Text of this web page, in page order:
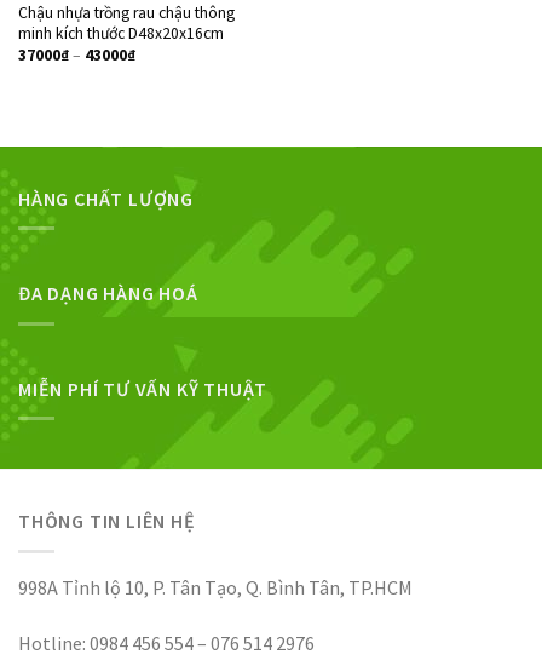
Chậu nhựa trồng rau chậu thông
minh kích thước D48x20x16cm
37000₫– 43000₫
HÀNG CHẤT LƯỢNG
ĐA DẠNG HÀNG HOÁ
MIỄN PHÍ TƯ VẤN KỸ THUẬT
THÔNG TIN LIÊN HỆ
998A Tỉnh lộ 10, P. Tân Tạo, Q. Bình Tân, TP.HCM
Hotline: 0984 456 554 – 076 514 2976